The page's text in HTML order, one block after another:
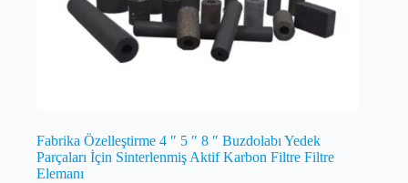
Fabrika Özelleştirme 4 ″ 5 ″ 8 ″ Buzdolabı Yedek
Parçaları İçin Sinterlenmiş Aktif Karbon Filtre Filtre
Elemanı